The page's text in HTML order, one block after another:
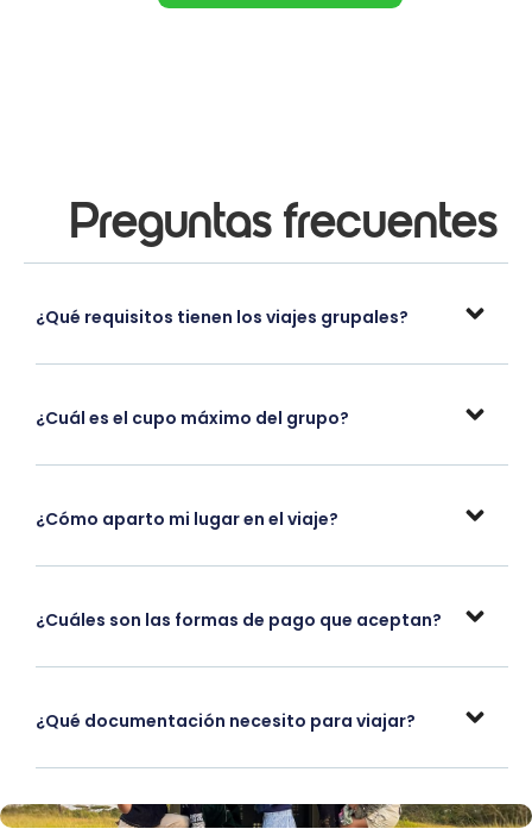
Preguntas frecuentes
¿Qué requisitos tienen los viajes grupales?
¿Cuál es el cupo máximo del grupo?
¿Cómo aparto mi lugar en el viaje?
¿Cuáles son las formas de pago que aceptan?
¿Qué documentación necesito para viajar?